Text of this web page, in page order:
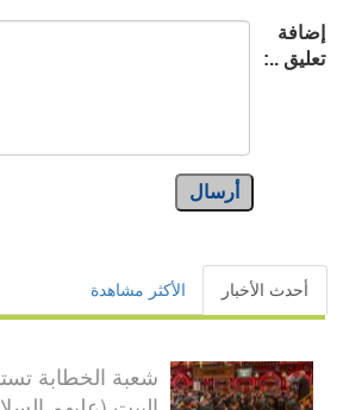
إضافة
تعليق ..:
أرسال
أحدث الأخبار الأكثر مشاهدة
شعبة الخطابة